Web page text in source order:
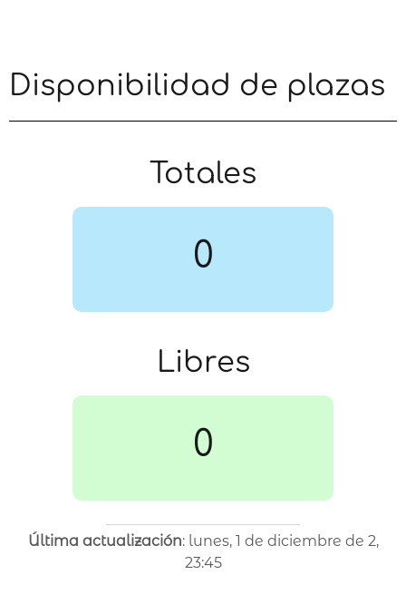
Disponibilidad de plazas
Totales
0
Libres
0
Última actualización: lunes, 1 de diciembre de 2,
23:45